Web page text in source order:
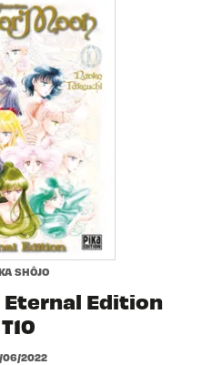
SHÔJO
Eternal Edition
T10
06/2022